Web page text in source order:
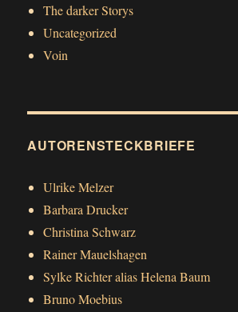
The darker Storys
Uncategorized
Voin
AUTORENSTECKBRIEFE
Ulrike Melzer
Barbara Drucker
Christina Schwarz
Rainer Mauelshagen
Sylke Richter alias Helena Baum
Bruno Moebius